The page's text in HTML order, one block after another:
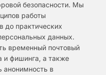
безопасности. Мы
работы
до практических
данных.
временный почтовый
и фишинга, а также
анонимность в